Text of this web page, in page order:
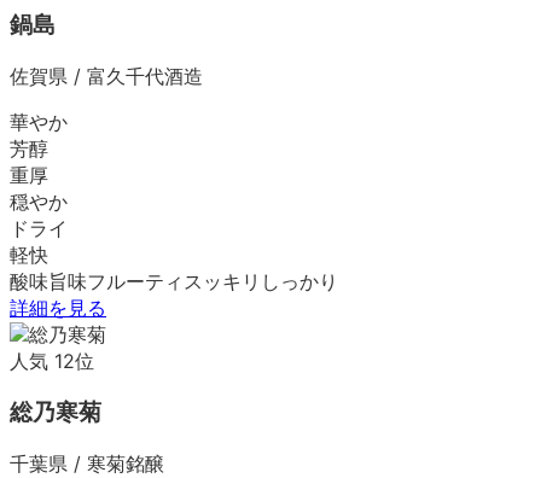
鍋島
佐賀県 / 富久千代酒造
華やか
芳醇
重厚
穏やか
ドライ
軽快
酸味旨味フルーティ スッキリ しっかり
詳細を見る
人気 12位
総乃寒菊
千葉県 / 寒菊銘醸